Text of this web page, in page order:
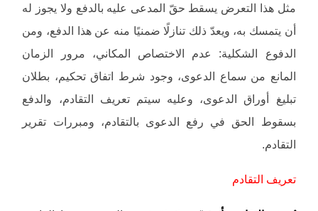
مثل هذا التعرض يسقط حقّ المدعى عليه بالدفع ولا يجوز له
أن يتمسك به، ويعدّ ذلك تنازلًا ضمنيًا منه عن هذا الدفع، ومن
الدفوع الشكلية: عدم الاختصاص المكاني، مرور الزمان
المانع من سماع الدعوى، وجود شرط اتفاق تحكيم، بطلان
تبليغ أوراق الدعوى، وعليه سيتم تعريف التقادم، والدفع
بسقوط الحق في رفع الدعوى بالتقادم، ومبررات تقرير
التقادم.
تعريف التقادم